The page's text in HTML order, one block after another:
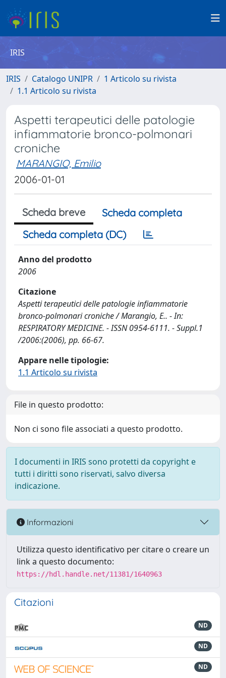
IRIS
IRIS Catalogo UNIPR
1 Articolo su rivista
1.1 Articolo su rivista
Aspetti terapeutici delle patologie
infiammatorie bronco-polmonari
croniche
MARANGIO, Emilio
2006-01-01
Scheda breve
Scheda completa
Scheda completa (DC)
Anno del prodotto
2006
Citazione
Aspetti terapeutici delle patologie infiammatorie
bronco-polmonari croniche / Marangio, E.. - In:
RESPIRATORY MEDICINE. - ISSN 0954-6111. - Suppl.1
/2006:(2006), pp. 66-67.
Appare nelle tipologie:
1.1 Articolo su rivista
File in questo prodotto:
Non ci sono file associati a questo prodotto.
I documenti in IRIS sono protetti da copyright e
tutti i diritti sono riservati, salvo diversa
indicazione.
Informazioni
Utilizza questo identificativo per citare o creare un
link a questo documento:
https://hdl.handle.net/11381/1640963
Citazioni
ND
ND
ND